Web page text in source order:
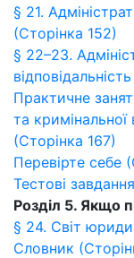
§ 21.
(Сторінка 152)
§ 22–23.
Практичне
та кримінальної
(Сторінка 167)
Перевірте себе
Тестові завдання
Розділ 5. Якщо
§ 24. Світ
Словник